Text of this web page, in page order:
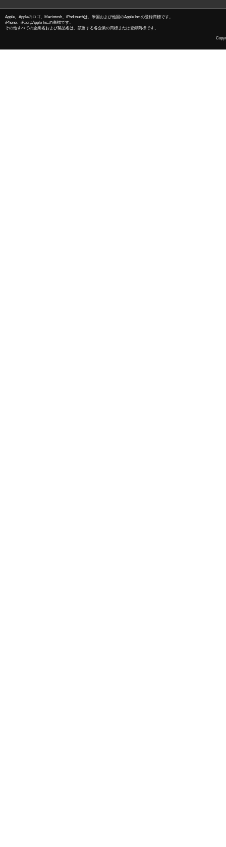
Apple、Appleのロゴ、Macintosh、iPod touchは、米国および他国のApple Inc.の登録商標です。
iPhone、iPadはApple Inc.の商標です。
その他すべての企業名および製品名は、該当する各企業の商標または登録商標です。